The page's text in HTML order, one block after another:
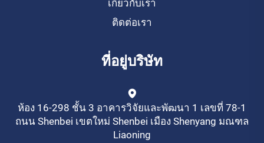
เกี่ยวกับเรา
ติดต่อเรา
ที่อยู่บริษัท
ห้อง 16-298 ชั้น 3 อาคารวิจัยและพัฒนา 1 เลขที่ 78-1
ถนน Shenbei เขตใหม่ Shenbei เมือง Shenyang มณฑล
Liaoning